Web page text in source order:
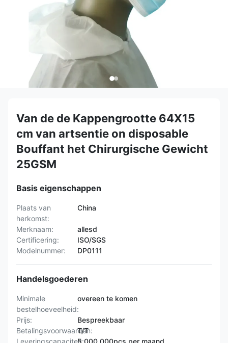
Van de de Kappengrootte 64X15
cm van artsentie on disposable
Bouffant het Chirurgische Gewicht
25GSM
Basis eigenschappen
Plaats van
herkomst:
China
Merknaam:
allesd
Certificering:
ISO/SGS
Modelnummer:
DP0111
Handelsgoederen
Minimale
bestelhoeveelheid:
overeen te komen
Prijs:
Bespreekbaar
Betalingsvoorwaarden:
T/T
Leveringscapaciteit:5,000,000pcs per maand